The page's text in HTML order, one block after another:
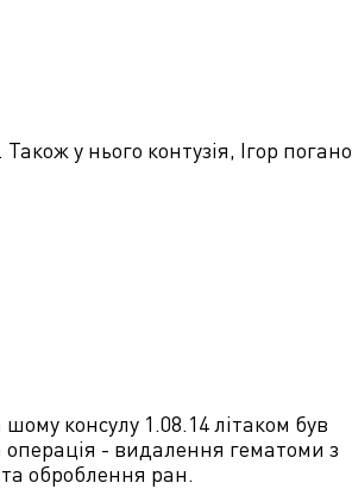
у нього контузія, Ігор погано
консулу 1.08.14 літаком був
- видалення гематоми з
оброблення ран.